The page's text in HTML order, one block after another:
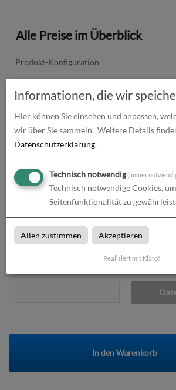
Alle Preise im Überblick
Produkt-Konfiguration
Druckdaten überprüfen
Produktion und Versand
Produktions- und Lieferzeit
Gesamtbetrag (netto)
zzgl. 19% MwSt.
Gesamtbetrag (brutto)
In den Warenkorb
Informationen, die wir
Hier können Sie einsehen und anpassen,
wir über Sie sammeln. Weitere Details
Datenschutzerklärung.
Technisch notwendig(immer
Technisch notwendige Cookies,
Seitenfunktionalität zu
Allen zustimmen Akzeptieren
Realisiert mit Klaro!